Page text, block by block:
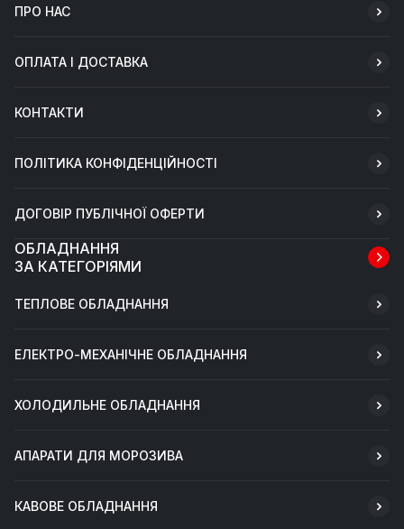
ПРО НАС
ОПЛАТА І ДОСТАВКА
КОНТАКТИ
ПОЛІТИКА КОНФІДЕНЦІЙНОСТІ
ДОГОВІР ПУБЛІЧНОЇ ОФЕРТИ
ОБЛАДНАННЯ
ЗА КАТЕГОРІЯМИ
ТЕПЛОВЕ ОБЛАДНАННЯ
ЕЛЕКТРО-МЕХАНІЧНЕ ОБЛАДНАННЯ
ХОЛОДИЛЬНЕ ОБЛАДНАННЯ
АПАРАТИ ДЛЯ МОРОЗИВА
КАВОВЕ ОБЛАДНАННЯ